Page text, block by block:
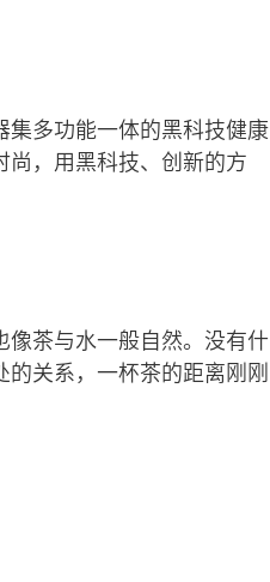
集多功能一体的黑科技健康
，用黑科技、创新的方
茶与水一般自然。没有什
关系，一杯茶的距离刚刚